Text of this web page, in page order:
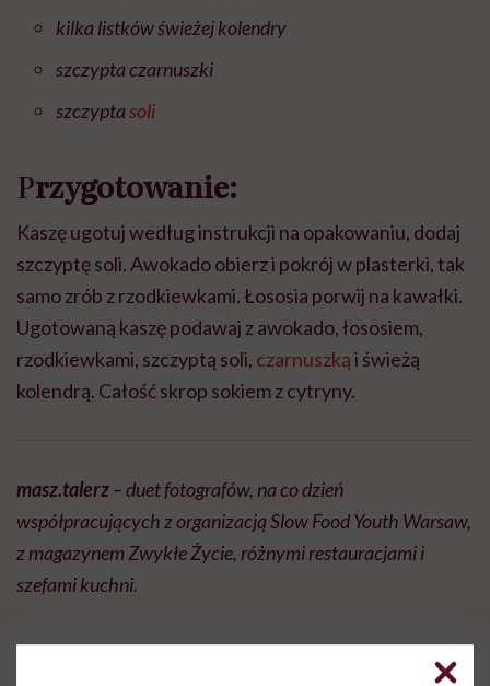
kilka listków świeżej kolendry
szczypta czarnuszki
szczyptasoli
Przygotowanie:
Kaszę ugotuj według instrukcji na opakowaniu, dodaj
szczyptę soli. Awokado obierz i pokrój w plasterki, tak
samo zrób z rzodkiewkami. Łososia porwij na kawałki.
Ugotowaną kaszę podawaj z awokado, łososiem,
rzodkiewkami, szczyptą soli, czarnuszkąi świeżą
kolendrą. Całość skrop sokiem z cytryny.
masz.talerz– duet fotografów, na co dzień
współpracujących z organizacją Slow Food Youth Warsaw,
z magazynem Zwykłe Życie, różnymi restauracjami i
szefami kuchni.